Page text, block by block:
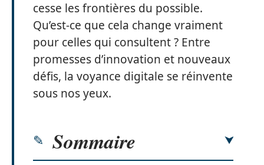
cesse les frontières du possible.
Qu’est-ce que cela change vraiment
pour celles qui consultent ? Entre
promesses d’innovation et nouveaux
défis, la voyance digitale se réinvente
sous nos yeux.
Sommaire